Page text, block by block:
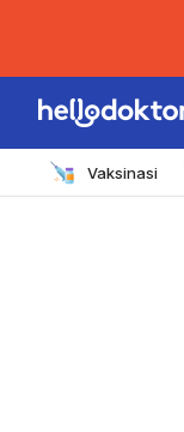
Vaksinasi